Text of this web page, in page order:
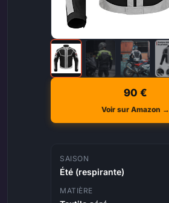
90 €
Voir sur Amazon →
SAISON
Été (respirante)
MATIÈRE